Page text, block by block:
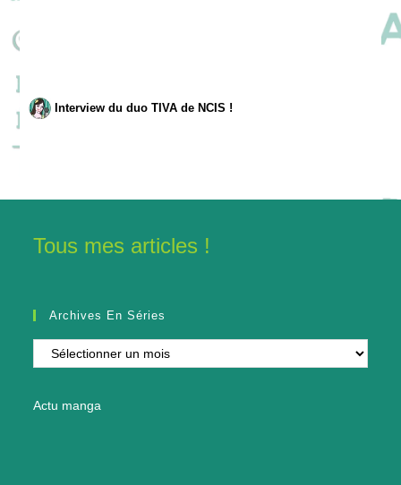
Interview du duo TIVA de NCIS !
Tous mes articles !
Archives En Séries
Archives
en
Actu manga